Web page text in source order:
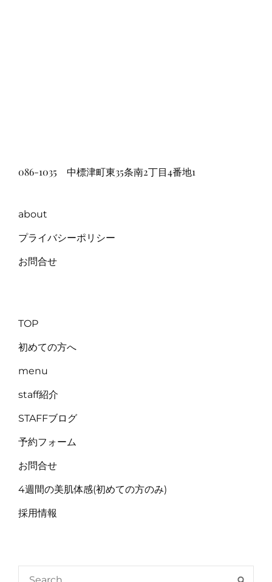
086-1035 中標津町東35条南2丁目4番地1
about
プライバシーポリシー
お問合せ
TOP
初めての方へ
menu
staff紹介
STAFFブログ
予約フォーム
お問合せ
4週間の美肌体感(初めての方のみ)
採用情報